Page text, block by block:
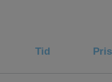
Tid Pris